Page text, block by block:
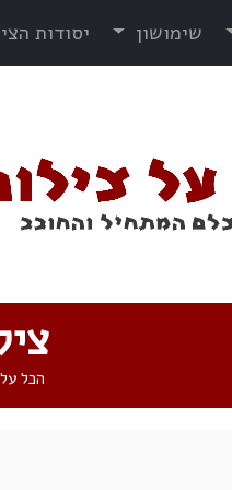
שימושון יסודות
הכל